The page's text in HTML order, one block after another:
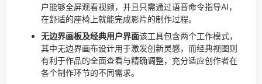
户能够全屏观看视频，并且只需通过语音命令指导AI，
在舒适的座椅上就能完成影片的制作过程。
无边界画板及经典用户界面该工具包含两个工作模式，
其中无边界画布设计用于激发创新灵感，而经典视图则
有利于作品的全面查看与精确调整，充分适应创作者在
各个制作环节的不同需求。